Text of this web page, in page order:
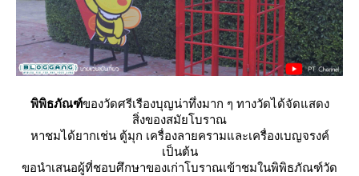
พิพิธภัณฑ์ของวัดศรีเรืองบุญน่าทึ่งมาก ๆ ทางวัดได้จัดแสดง
สิ่งของสมัยโบราณ
หาชมได้ยากเช่น ตู้มุก เครื่องลายครามและเครื่องเบญจรงค์
เป็นต้น
ขอนำเสนอผู้ที่ชอบศึกษาของเก่าโบราณเข้าชมในพิพิธภัณฑ์วัด